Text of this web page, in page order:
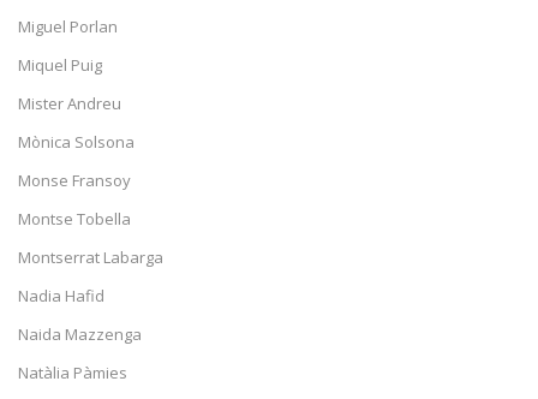
Miguel Porlan
Miquel Puig
Mister Andreu
Mònica Solsona
Monse Fransoy
Montse Tobella
Montserrat Labarga
Nadia Hafid
Naida Mazzenga
Natàlia Pàmies